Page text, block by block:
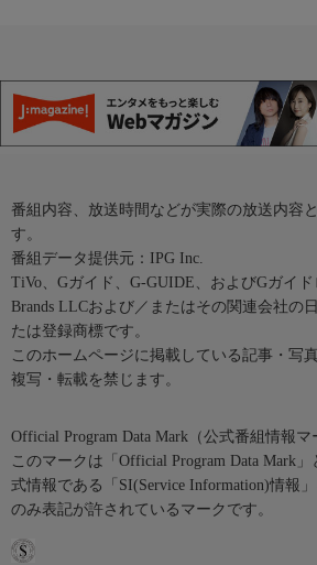
番組内容、放送時間などが実際の放送内容
す。
番組データ提供元：IPG Inc.
TiVo、Gガイド、G-GUIDE、およびGガイ
Brands LLCおよび／またはその関連会社の
たは登録商標です。
このホームページに掲載している記事・写
複写・転載を禁じます。
Official Program Data Mark（公式番組情報マ
このマークは「Official Program Data Mark
式情報である「SI(Service Information)情報
のみ表記が許されているマークです。